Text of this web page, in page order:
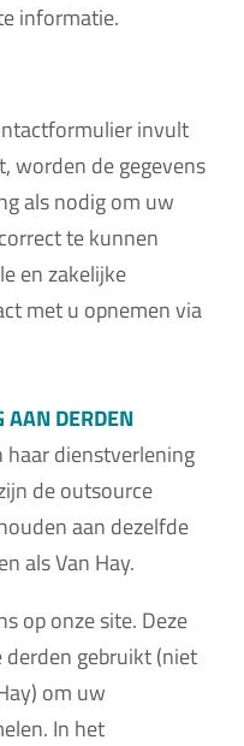
informatie.
invult
worden de gegevens
als nodig om uw
te kunnen
en zakelijke
met u opnemen via
AAN DERDEN
haar dienstverlening
de outsource
aan dezelfde
als Van Hay.
op onze site. Deze
gebruikt (niet
om uw
In het